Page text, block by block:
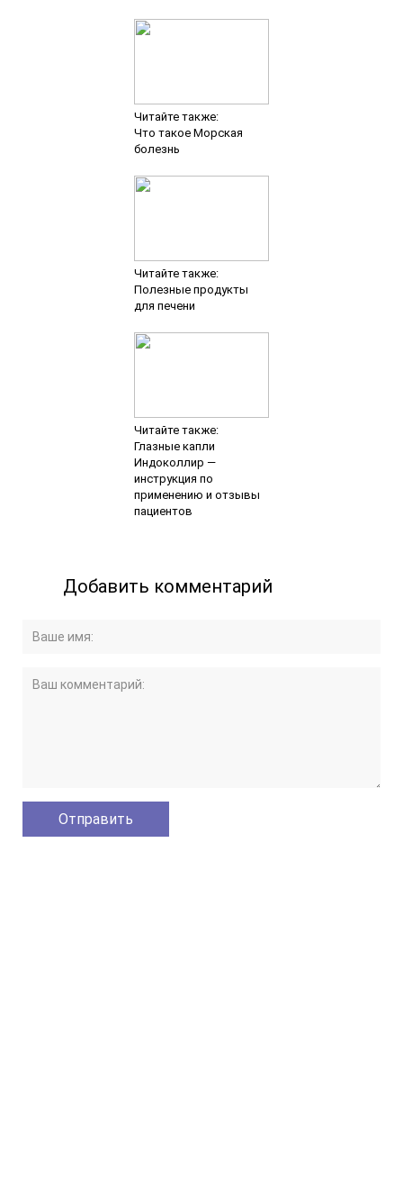
Читайте также:
Что такое Морская
болезнь
Читайте также:
Полезные продукты
для печени
Читайте также:
Глазные капли
Индоколлир —
инструкция по
применению и отзывы
пациентов
Добавить комментарий